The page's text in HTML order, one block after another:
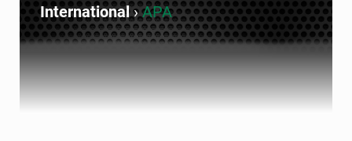
International›APA